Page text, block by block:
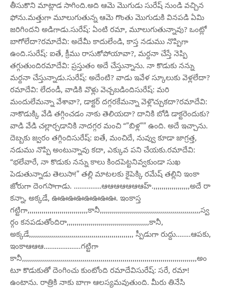
తీసుకొని మాట్లాడ సాగింది.అది ఆమె మొగుడు సురేష్ నుండి వచ్చిన
ఫోను.మత్తుగా మూలుగుతున్న ఆమె గొంతు మొగుడుకి వినపడి ఏమి
జరిగిందని అడిగాడు.సురేష్: ఏంటి రమా, మూలుగుతున్నావు? ఒంట్లో
బాగోలేదా?రమాదేవి: అదేమీ కాదులేండి, కాస్త నడుము నొప్పిగా
ఉంది.సురేష్: ఐతే, క్రీము రాసుకోపోయావా?, మర్దనా చేస్తే నెప్పి
తగ్గుతుందిరమాదేవి: ప్రస్తుతం అదే చేస్తున్నాను. నా కొడుకు నన్ను
మర్దనా చేస్తున్నాడు.సురేష్: అదేంటి? వాడు ఇవేళ స్కూలుకు వెళ్లలేదా?
రమాదేవి: లేదండీ, వాడికి వొళ్లు వెచ్చబడిందిసురేష్: మరి
మందులేమన్నా వేశావా?, డాక్టర్ దగ్గరకేమన్నా వెళ్లొచ్చుకదా?రమాదేవి:
నాకొడుక్కి వేడి తగ్గించడం నాకు తెలియదా? దానికి బోడి డాక్టరెందుకు?
వాడి వేడి చల్లార్చడానికి నాదగ్గర మంచి “”బిళ్ల”” ఉంది. అదే ఇచ్చాను.
దెబ్బకు జ్వరం తగ్గిందిసురేష్: ఐతే, మంచిదే, నువ్వు కూడా జాగ్రత్త,
నడుము నొప్పి అంటున్నావు కదా, ఎక్కువ పని చేయకు.రమాదేవి:
“భలేవారే, నా కొడుకు నన్ను కాలు కిందపెట్టనివ్వకుండా సుఖ
పెడుతున్నాడు తెలుసా!” తల్లి మాటలకు కైపెక్కి రమేష్ తల్లిని ఇంకా
జోరుగా దెంగసాగాడు. ……………ఆఆఆఆఆఆఆహ్.,,,,,,,,,,,,,,,,,,అదే రా
కన్నా, అక్కడే, ఊఊఊఊఊఊఊఊ. ఇంకాస్త
గట్టిగా,,,,,,,,,,,,,,,,,,,,,,,,,,,,,,కానీ,,,,,,,,,,,,,,,,,,,,,,,,,,,,,,,,,,,,,,,,,,,,,,,,,,స్వ
ర్గం కనపడుతోందిరా,,,,,,,,,,,,,,,,,,,,,,,,,,,,,,,,,,,,,,,,,కానీ,
అక్కడే,,,,,,,,,,,,,,,,,,,,,,,,,,,,,,,,,,,,,,,,,,,,,,,,,,,, స్పీడుగా రుద్దు……..ఆపకు,
ఇంకాఆఆఆ………………..గట్టిగా
కానీ,,,,,,,,,,,,,,,,,,,,,,,,,,,,,,,,,,,,,,,,,,,,,,,,,,,,,,,,,,,,,,,,,,,,,,,,,,,,,,,,,,,,,,,అం
టూ కొడుకుతో దెంగించు కుంటోంది రమాదేవిసురేష్: సరే, రమా!
ఉంటాను. రాత్రికి నాకు బాగా ఆలస్యమవుతుంది. మీరు తినేసి